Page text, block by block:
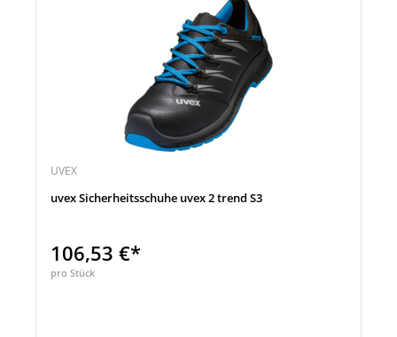
UVEX
uvex Sicherheitsschuhe uvex 2 trend S3
106,53 €*
pro Stück